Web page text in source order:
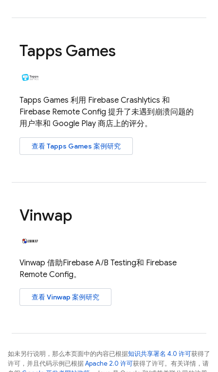
Tapps Games
Tapps Games 利用 Firebase Crashlytics 和
Firebase Remote Config 提升了未遇到崩溃问题的
用户率和 Google Play 商店上的评分。
查看 Tapps Games 案例研究
Vinwap
Vinwap 借助Firebase A/B Testing和 Firebase
Remote Config。
查看 Vinwap 案例研究
如未另行说明，那么本页面中的内容已根据知识共享署名 4.0 许可获得了
许可，并且代码示例已根据Apache 2.0 许可获得了许可。有关详情，请